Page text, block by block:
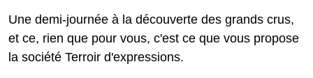
Une demi-journée à la découverte des grands crus,
et ce, rien que pour vous, c'est ce que vous propose
la société Terroir d'expressions.